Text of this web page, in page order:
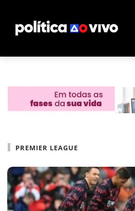
PREMIER LEAGUE